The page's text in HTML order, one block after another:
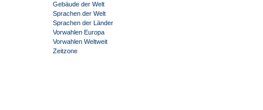
Gebäude der Welt
Sprachen der Welt
Sprachen der Länder
Vorwahlen Europa
Vorwahlen Weltweit
Zeitzone